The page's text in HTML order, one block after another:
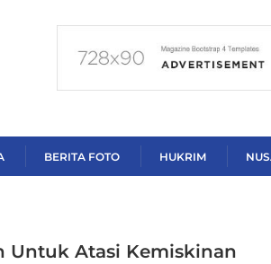
BERITA FOTO HUKRIM
Untuk Atasi Kemiskinan